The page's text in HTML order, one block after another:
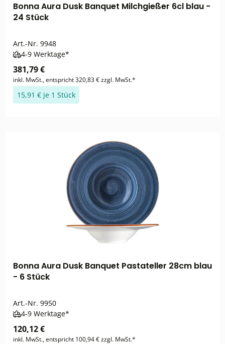
Bonna Aura Dusk Banquet Milchgießer 6cl blau -
24 Stück
Art.-Nr. 9948
4-9 Werktage*
381,79 €
inkl. MwSt., entspricht 320,83 € zzgl. MwSt.*
15,91 € je 1 Stück
Bonna Aura Dusk Banquet Pastateller 28cm blau
- 6 Stück
Art.-Nr. 9950
4-9 Werktage*
120,12 €
inkl. MwSt., entspricht 100,94 € zzgl. MwSt.*